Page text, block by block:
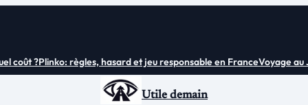
?Plinko: règles, hasard et jeu responsable en FranceVoyage au
Utile demain